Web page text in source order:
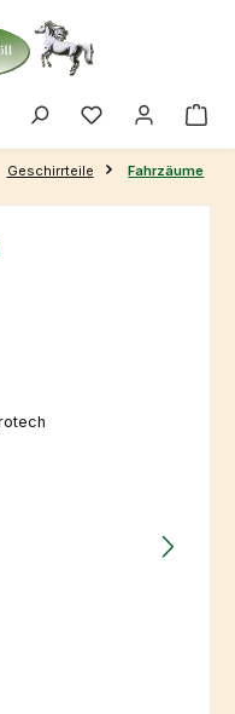
Geschirrteile Fahrzäume